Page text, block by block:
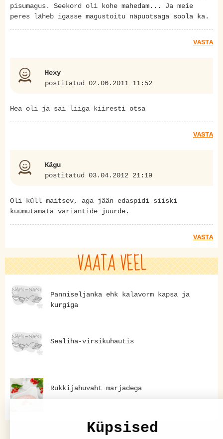
pisumagus. Seekord oli kohe mahedam... Ja meie
peres läheb igasse magustoitu näpuotsaga soola ka.
VASTA
Hexy
postitatud 02.06.2011 11:52
Hea oli ja sai liiga kiiresti otsa
VASTA
Kägu
postitatud 03.04.2012 21:19
Oli küll maitsev, aga jään edaspidi siiski
kuumutamata variantide juurde.
VASTA
VAATA VEEL
Panniseljanka ehk kalavorm kapsa ja
kurgiga
Sealiha-virsikuhautis
Rukkijahuvaht marjadega
Küpsised